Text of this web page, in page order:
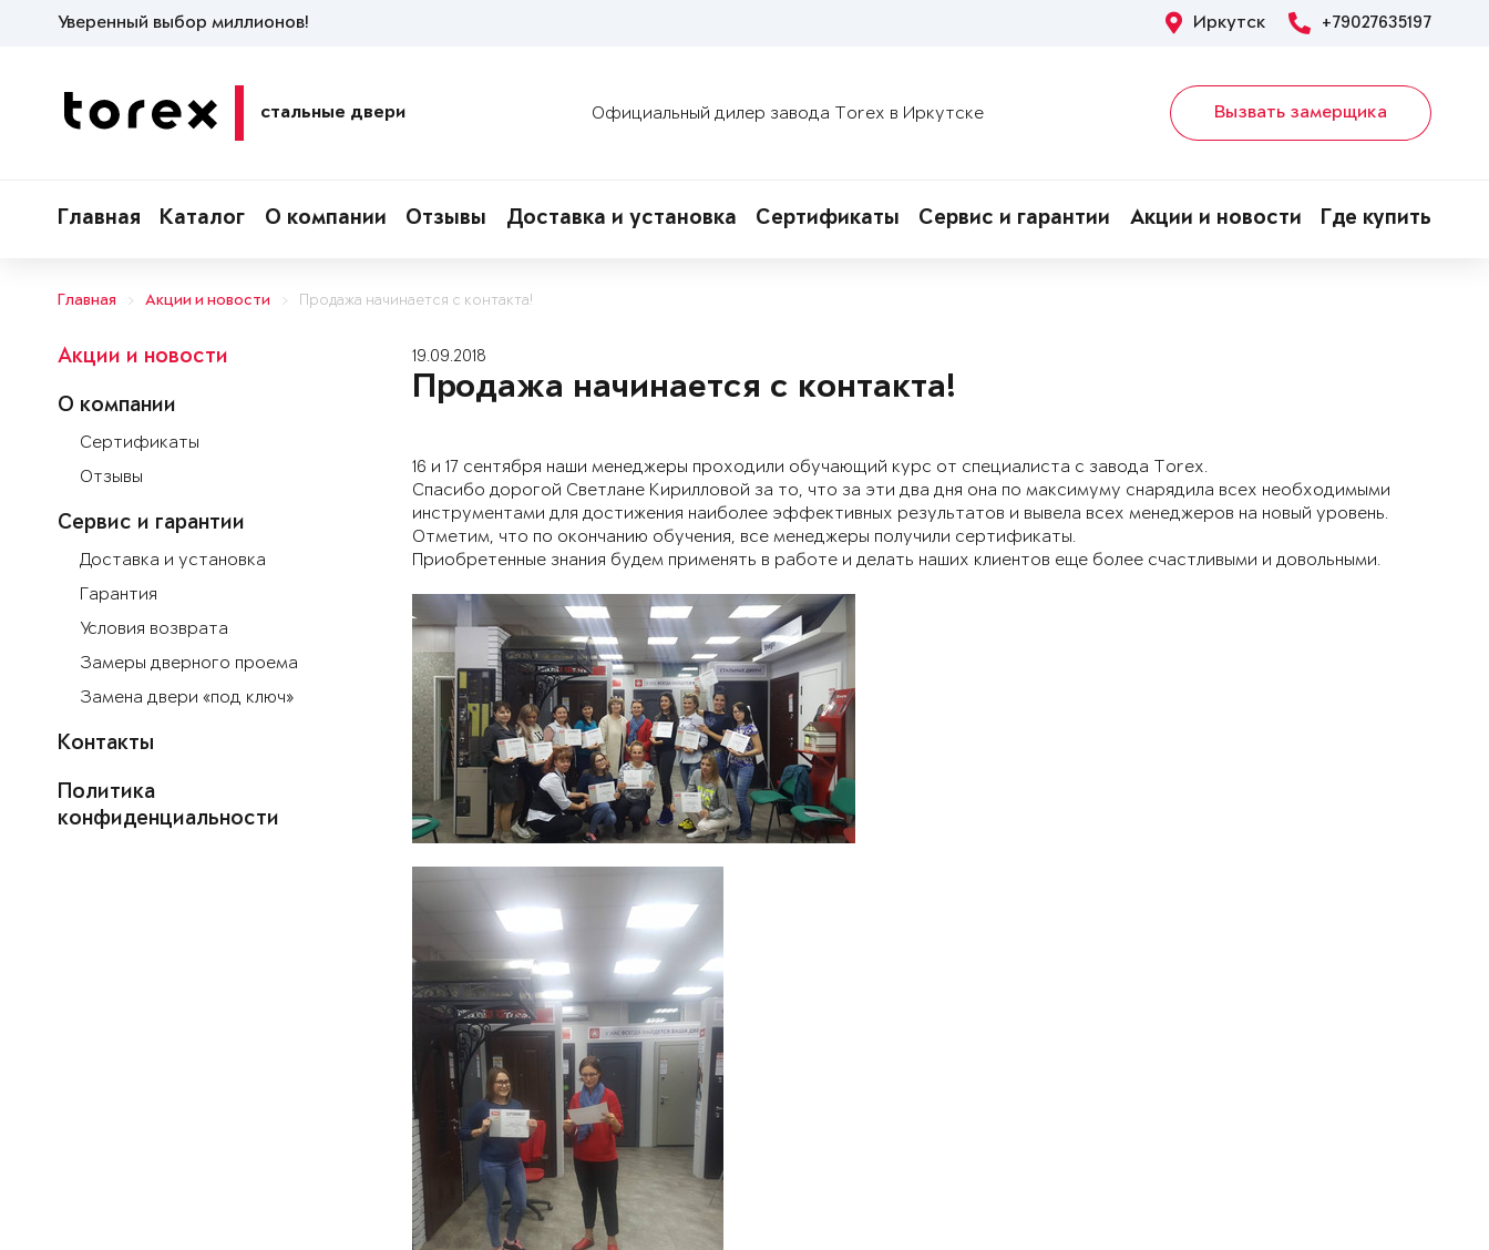
Уверенный выбор миллионов! Иркутск +79027635197
стальные двери Официальный дилер завода Torex в Иркутске Вызвать замерщика
Главная Каталог О компании Отзывы Доставка и установка Сертификаты Сервис и гарантии Акции и новости Где купить
Главная Акции и новости Продажа начинается с контакта!
Акции и новости
О компании
Сертификаты
Отзывы
Сервис и гарантии
Доставка и установка
Гарантия
Условия возврата
Замеры дверного проема
Замена двери «под ключ»
Контакты
Политика
конфиденциальности
19.09.2018
Продажа начинается с контакта!
16 и 17 сентября наши менеджеры проходили обучающий курс от специалиста с завода Torex.
Спасибо дорогой Светлане Кирилловой за то, что за эти два дня она по максимуму снарядила всех необходимыми
инструментами для достижения наиболее эффективных результатов и вывела всех менеджеров на новый уровень.
Отметим, что по окончанию обучения, все менеджеры получили сертификаты.
Приобретенные знания будем применять в работе и делать наших клиентов еще более счастливыми и довольными.